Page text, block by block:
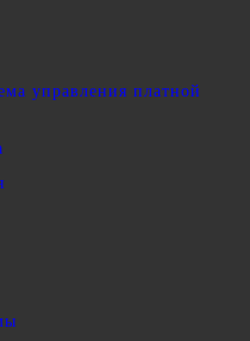
управления платной